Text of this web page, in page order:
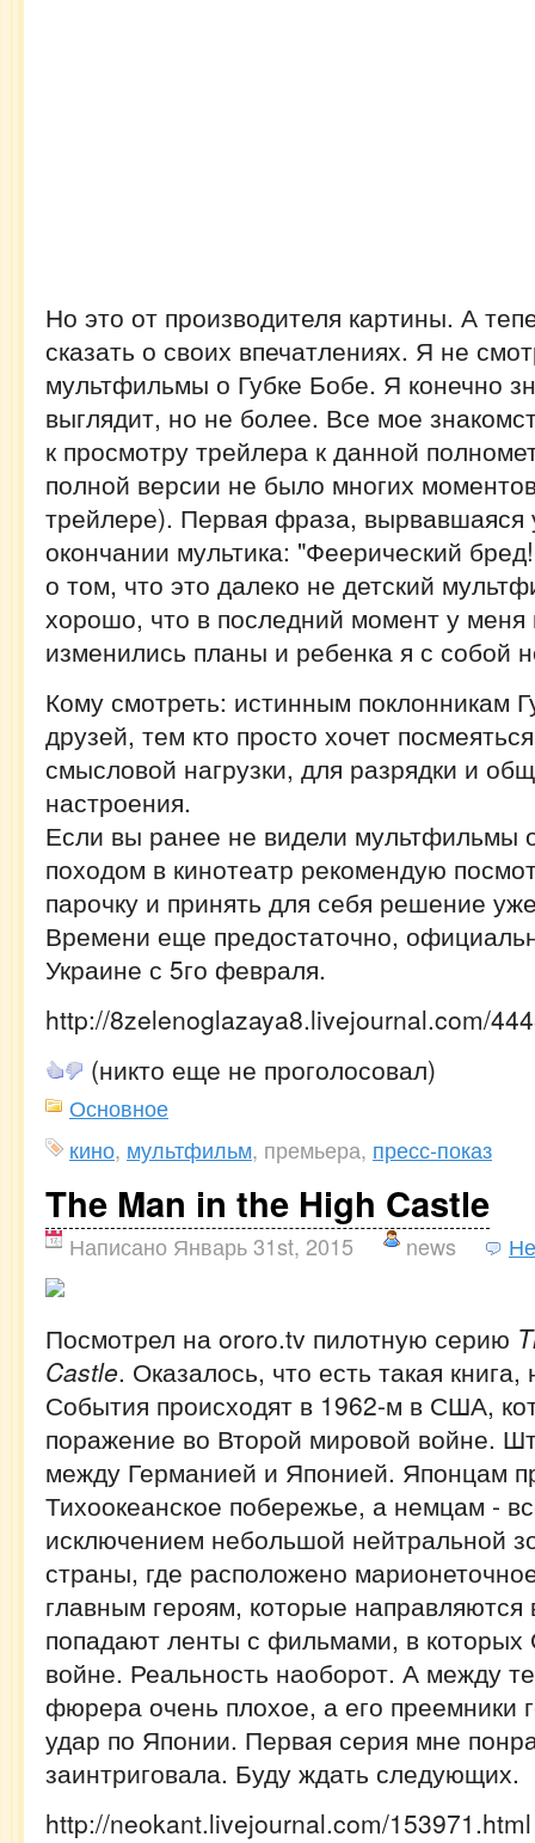
Но это от производителя картины. А
сказать о своих впечатлениях. Я не
мультфильмы о Губке Бобе. Я конечно
выглядит, но не более. Все мое
к просмотру трейлера к данной
полной версии не было многих
трейлере). Первая фраза, вырвавшаяся
окончании мультика: "Феерический
о том, что это далеко не детский
хорошо, что в последний момент у меня
изменились планы и ребенка я с собой
Кому смотреть: истинным поклонникам
друзей, тем кто просто хочет
смысловой нагрузки, для разрядки и
настроения.
Если вы ранее не видели мультфильмы
походом в кинотеатр рекомендую
парочку и принять для себя решение
Времени еще предостаточно,
Украине с 5го февраля.
http://8zelenoglazaya8.livejournal.com/
(никто еще не проголосовал)
Основное
кино, мультфильм, премьера, пресс-показ
The Man in the High Castle
Написано Январь 31st, 2015 news
Посмотрел на ororo.tv пилотную серию
Castle. Оказалось, что есть такая
События происходят в 1962-м в США,
поражение во Второй мировой войне.
между Германией и Японией. Японцам
Тихоокеанское побережье, а немцам -
исключением небольшой нейтральной
страны, где расположено
главным героям, которые направляются
попадают ленты с фильмами, в
войне. Реальность наоборот. А между
фюрера очень плохое, а его преемники
удар по Японии. Первая серия мне
заинтриговала. Буду ждать следующих.
http://neokant.livejournal.com/153971.html